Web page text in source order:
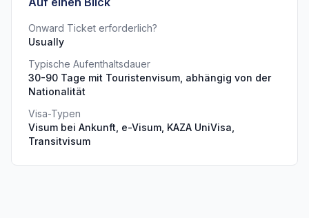
Onward Ticket erforderlich?
Usually
Typische Aufenthaltsdauer
30-90 Tage mit Touristenvisum, abhängig von der
Nationalität
Visa-Typen
Visum bei Ankunft, e-Visum, KAZA UniVisa,
Transitvisum